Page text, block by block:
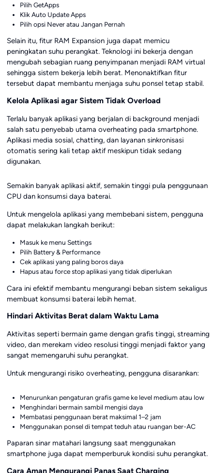
Pilih GetApps
Klik Auto Update Apps
Pilih opsi Never atau Jangan Pernah
Selain itu, fitur RAM Expansion juga dapat memicu
peningkatan suhu perangkat. Teknologi ini bekerja dengan
mengubah sebagian ruang penyimpanan menjadi RAM virtual
sehingga sistem bekerja lebih berat. Menonaktifkan fitur
tersebut dapat membantu menjaga suhu ponsel tetap stabil.
Kelola Aplikasi agar Sistem Tidak Overload
Terlalu banyak aplikasi yang berjalan di background menjadi
salah satu penyebab utama overheating pada smartphone.
Aplikasi media sosial, chatting, dan layanan sinkronisasi
otomatis sering kali tetap aktif meskipun tidak sedang
digunakan.
Semakin banyak aplikasi aktif, semakin tinggi pula penggunaan
CPU dan konsumsi daya baterai.
Untuk mengelola aplikasi yang membebani sistem, pengguna
dapat melakukan langkah berikut:
Masuk ke menu Settings
Pilih Battery & Performance
Cek aplikasi yang paling boros daya
Hapus atau force stop aplikasi yang tidak diperlukan
Cara ini efektif membantu mengurangi beban sistem sekaligus
membuat konsumsi baterai lebih hemat.
Hindari Aktivitas Berat dalam Waktu Lama
Aktivitas seperti bermain game dengan grafis tinggi, streaming
video, dan merekam video resolusi tinggi menjadi faktor yang
sangat memengaruhi suhu perangkat.
Untuk mengurangi risiko overheating, pengguna disarankan:
Menurunkan pengaturan grafis game ke level medium atau low
Menghindari bermain sambil mengisi daya
Membatasi penggunaan berat maksimal 1–2 jam
Menggunakan ponsel di tempat teduh atau ruangan ber-AC
Paparan sinar matahari langsung saat menggunakan
smartphone juga dapat memperburuk kondisi suhu perangkat.
Cara Aman Mengurangi Panas Saat Charging